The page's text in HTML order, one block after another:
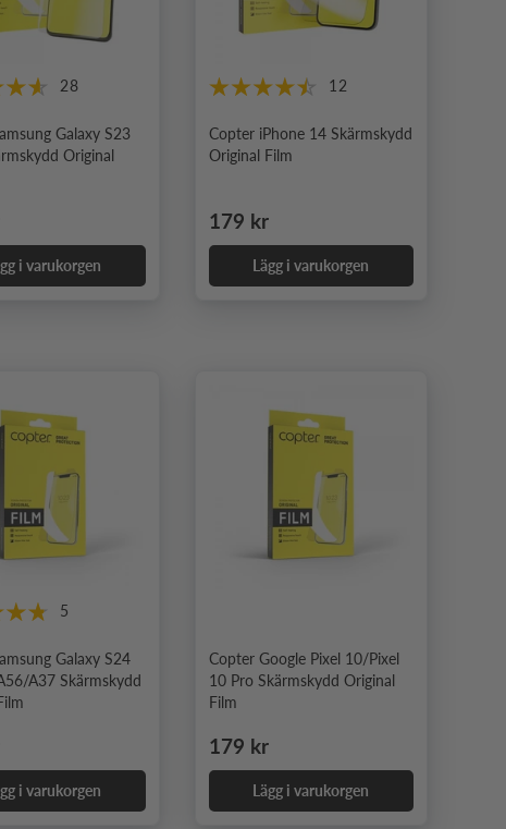
28
Galaxy S23
Original
pris
i varukorgen
12
Copter iPhone 14 Skärmskydd
Original Film
Ordinarie pris
179 kr
Lägg i varukorgen
5
Galaxy S24
A37 Skärmskydd
pris
i varukorgen
Copter Google Pixel 10/Pixel
10 Pro Skärmskydd Original
Film
Ordinarie pris
179 kr
Lägg i varukorgen